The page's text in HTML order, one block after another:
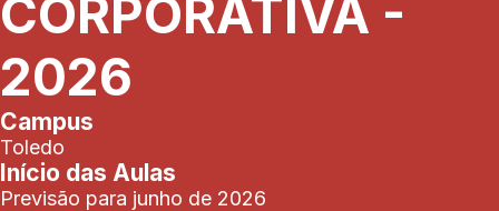
CORPORATIVA -
2026
Campus
Toledo
Início das Aulas
Previsão para junho de 2026